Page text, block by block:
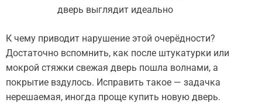
дверь выглядит идеально
К чему приводит нарушение этой очерёдности?
Достаточно вспомнить, как после штукатурки или
мокрой стяжки свежая дверь пошла волнами, а
покрытие вздулось. Исправить такое — задачка
нерешаемая, иногда проще купить новую дверь.